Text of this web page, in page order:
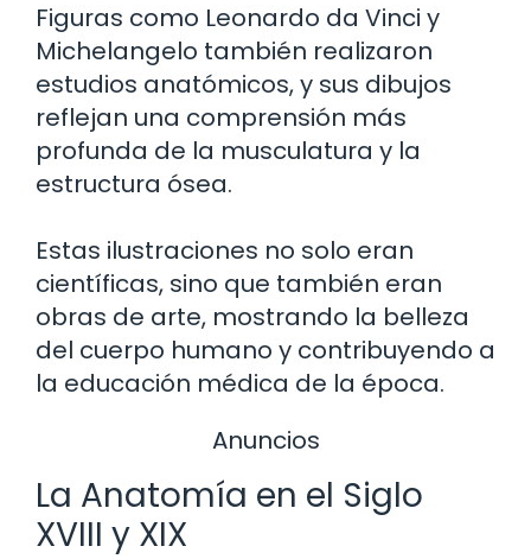
Figuras como Leonardo da Vinci y
Michelangelo también realizaron
estudios anatómicos, y sus dibujos
reflejan una comprensión más
profunda de la musculatura y la
estructura ósea.
Estas ilustraciones no solo eran
científicas, sino que también eran
obras de arte, mostrando la belleza
del cuerpo humano y contribuyendo a
la educación médica de la época.
Anuncios
La Anatomía en el Siglo
XVIII y XIX